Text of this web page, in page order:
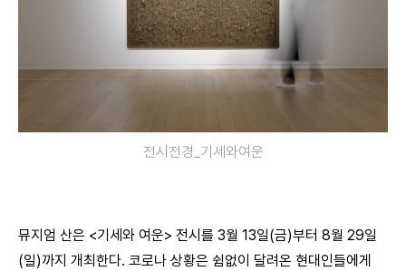
전시전경_기세와여운
뮤지엄 산은 <기세와 여운> 전시를 3월 13일(금)부터 8월 29일
(일)까지 개최한다. 코로나 상황은 쉼없이 달려온 현대인들에게